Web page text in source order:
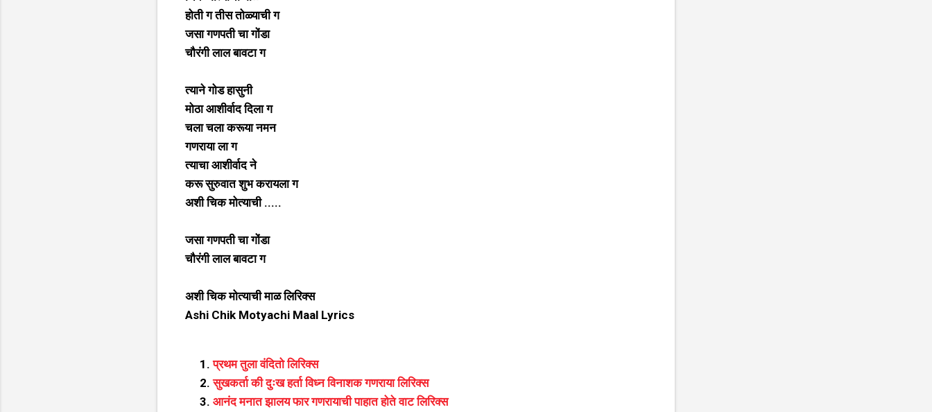
होती ग तीस तोळ्याची ग
जसा गणपती चा गोंडा
चौरंगी लाल बावटा ग
त्याने गोड हासुनी
मोठा आशीर्वाद दिला ग
चला चला करूया नमन
गणराया ला ग
त्याचा आशीर्वाद ने
करू सुरुवात शुभ करायला ग
अशी चिक मोत्याची .....
जसा गणपती चा गोंडा
चौरंगी लाल बावटा ग
अशी चिक मोत्याची माळ लिरिक्स
Ashi Chik Motyachi Maal Lyrics
प्रथम तुला वंदितो लिरिक्स
सुखकर्ता की दुःख हर्ता विध्न विनाशक गणराया लिरिक्स
आनंद मनात झालय फार गणरायाची पाहात होते वाट लिरिक्स